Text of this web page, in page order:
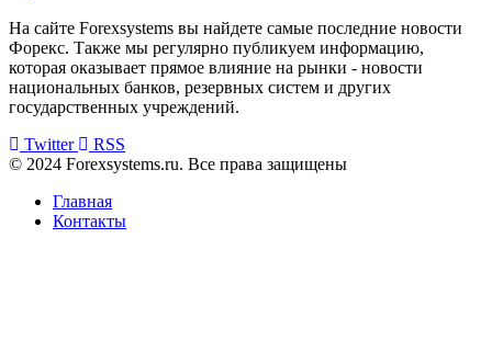
На сайте Forexsystems вы найдете самые последние новости
Форекс. Также мы регулярно публикуем информацию,
которая оказывает прямое влияние на рынки - новости
национальных банков, резервных систем и других
государственных учреждений.
Twitter
RSS
© 2024 Forexsystems.ru. Все права защищены
Главная
Контакты